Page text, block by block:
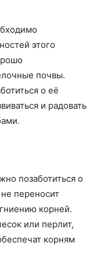
этого
почвы.
о её
и радовать
позаботиться о
переносит
корней.
или перлит,
корням